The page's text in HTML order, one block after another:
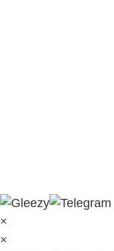
×
×